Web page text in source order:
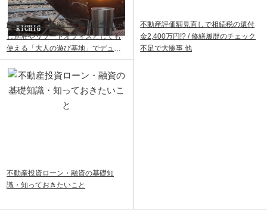
飯能ベース｜飯能・青梅で田舎暮ら
し別荘やリゾートオフィスとしても
使える「大人の遊び基地」でデュア
ルライフ
不動産評価額見直しで相続税の還付
金2,400万円!? / 修繕履歴のチェック
不足で大惨事 他
不動産投資ローン・融資の基礎知
識・知っておきたいこと